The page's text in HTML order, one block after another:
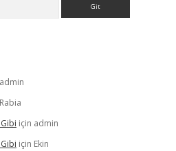
admin
Rabia
için admin
için Ekin